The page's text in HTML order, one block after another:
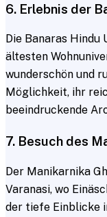
6. Erlebnis der
Die Banaras
ältesten
wunderschön und
Möglichkeit, ihr
beeindruckende
7. Besuch des
Der Manikarnika
Varanasi, wo
der tiefe Einblicke